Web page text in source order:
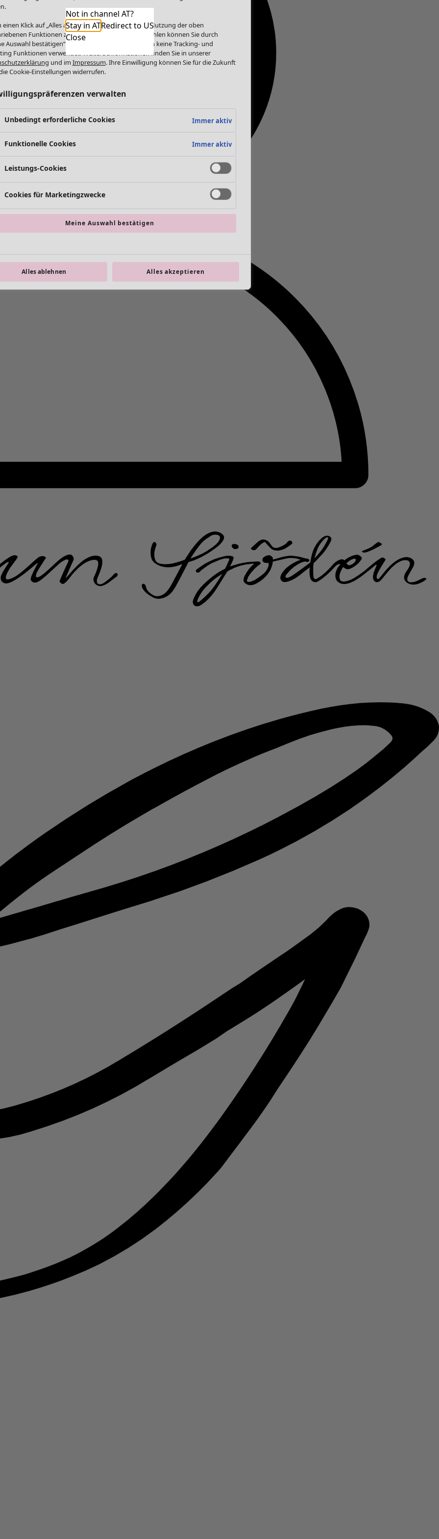
Not in channel AT?
Stay in ATRedirect to US
Close
einen Klick auf „Alles akzeptieren“ stimmen Sie der Nutzung der oben
Funktionen zu. Einzelne Funktionen auswählen können Sie durch
Auswahl bestätigen“. Über „Alles ablehnen“ werden keine Tracking- und
Funktionen verwendet. Weitere Informationen finden Sie in unserer
und im Impressum. Ihre Einwilligung können Sie für die Zukunft
Cookie-Einstellungen widerrufen.
verwalten
Unbedingt erforderliche Cookies Immer aktiv
Funktionelle Cookies Immer aktiv
Leistungs-Cookies
Cookies für Marketingzwecke
Meine Auswahl bestätigen
Alles ablehnen Alles akzeptieren